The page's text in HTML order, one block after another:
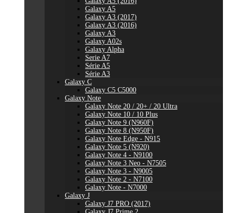
Galaxy A5
Galaxy A3 (2017)
Galaxy A3 (2016)
Galaxy A3
Galaxy A02s
Galaxy Alpha
Serie A7
Série A5
Série A3
Galaxy C
Galaxy C5 C5000
Galaxy Note
Galaxy Note 20 / 20+ / 20 Ultra
Galaxy Note 10 / 10 Plus
Galaxy Note 9 (N960F)
Galaxy Note 8 (N950F)
Galaxy Note Edge - N915
Galaxy Note 5 (N920)
Galaxy Note 4 - N9100
Galaxy Note 3 Neo - N7505
Galaxy Note 3 - N9005
Galaxy Note 2 - N7100
Galaxy Note - N7000
Galaxy J
Galaxy J7 PRO (2017)